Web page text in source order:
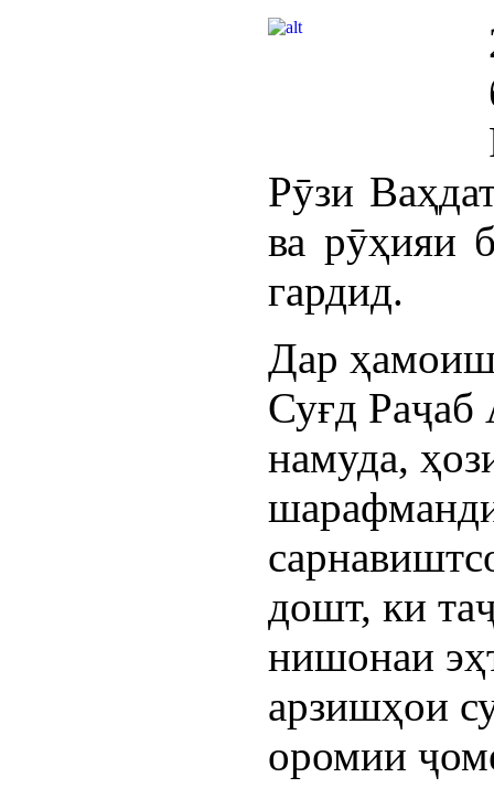
Рӯзи
ва рӯҳияи
гардид.
Дар
Суғд
намуда,
дошт, ки
нишонаи
арзишҳои
оромии